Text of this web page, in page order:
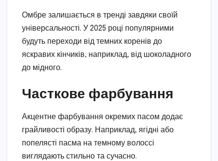
Омбре залишається в тренді завдяки своїй
універсальності. У 2025 році популярними
будуть переходи від темних коренів до
яскравих кінчиків, наприклад, від шоколадного
до мідного.
Часткове фарбування
Акцентне фарбування окремих пасом додає
грайливості образу. Наприклад, ягідні або
попелясті пасма на темному волоссі
виглядають стильно та сучасно.